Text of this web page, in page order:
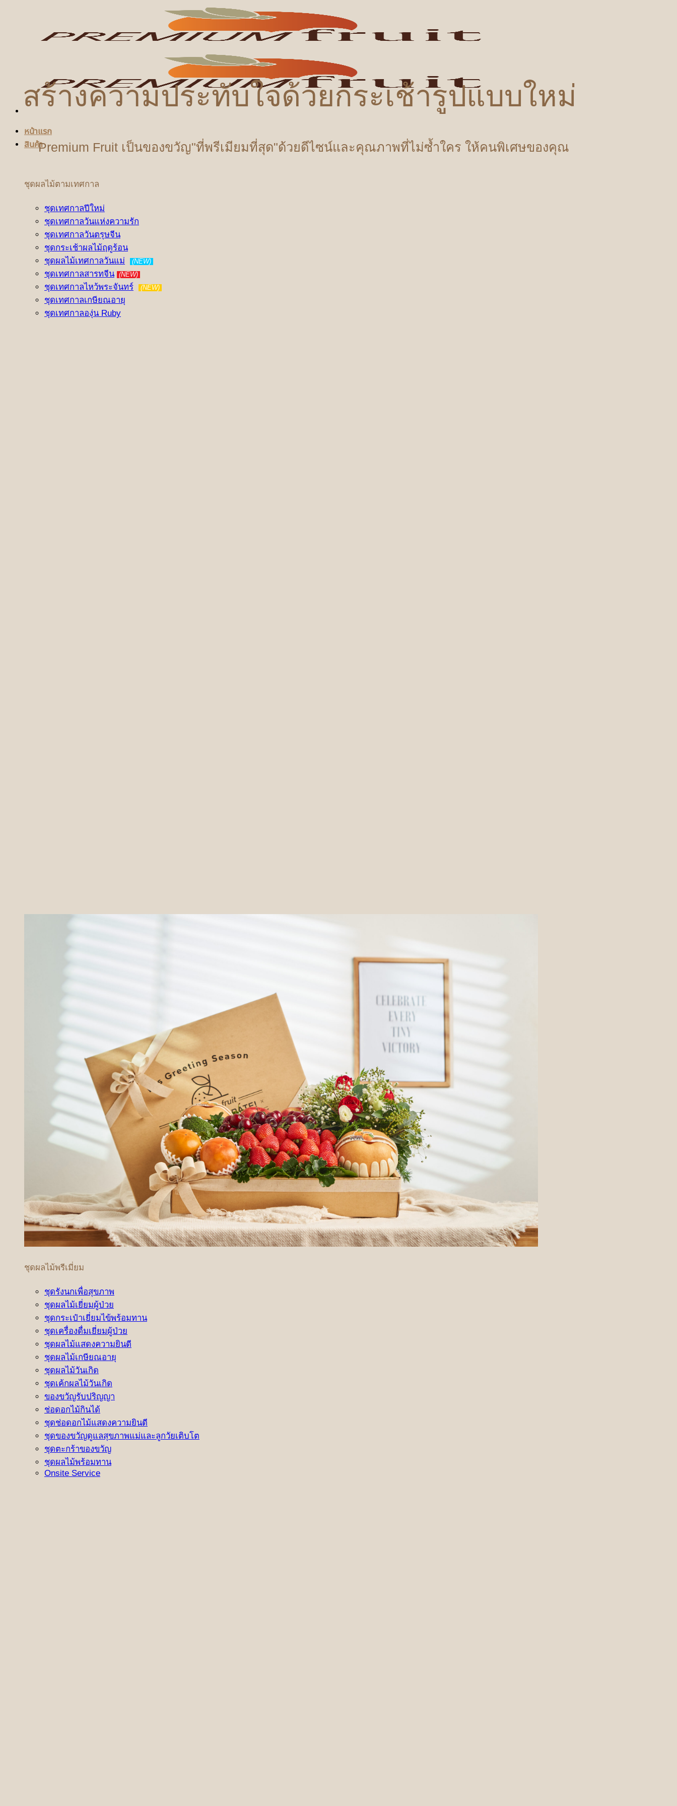
หน้าแรก
สินค้า
ชุดผลไม้ตามเทศกาล
ชุดเทศกาลปีใหม่
ชุดเทศกาลวันแห่งความรัก
ชุดเทศกาลวันตรุษจีน
ชุดกระเช้าผลไม้ฤดูร้อน
ชุดผลไม้เทศกาลวันแม่
(NEW)
ชุดเทศกาลสารทจีน (NEW)
ชุดเทศกาลไหว้พระจันทร์ (NEW)
ชุดเทศกาลเกษียณอายุ
ชุดเทศกาลองุ่น Ruby
ชุดผลไม้พรีเมี่ยม
ชุดรังนกเพื่อสุขภาพ
ชุดผลไม้เยี่ยมผู้ป่วย
ชุดกระเป๋าเยี่ยมไข้พร้อมทาน
ชุดเครื่องดื่มเยี่ยมผู้ป่วย
ชุดผลไม้แสดงความยินดี
ชุดผลไม้เกษียณอายุ
ชุดผลไม้วันเกิด
ชุดเค้กผลไม้วันเกิด
ของขวัญรับปริญญา
ช่อดอกไม้กินได้
ชุดช่อดอกไม้แสดงความยินดี
ชุดของขวัญดูแลสุขภาพแม่และลูกวัยเติบโต
ชุดตะกร้าของขวัญ
ชุดผลไม้พร้อมทาน
Onsite Service
สร้างความประทับใจด้วยกระเช้ารูปแบบใหม่
Premium Fruit เป็นของขวัญ"ที่พรีเมียมที่สุด"ด้วยดีไซน์และคุณภาพที่ไม่ซ้ำใคร ให้คนพิเศษของคุณ